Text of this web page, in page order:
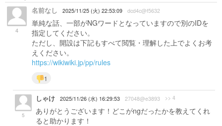
4
名前なし 2025/11/25 (火) 22:53:09 dcd4c@f5632
単純な話、一部がNGワードとなっていますので別のIDを
指定してください。
ただし、開設は下記もすべて閲覧・理解した上でよくお考
えください。
https://wikiwiki.jp/pp/rules
1
5
しゃけ 2025/11/26 (水) 16:29:53 27048@e3893 >> 4
ありがとうございます！どこがngだったかを教えてくれ
ると助かります！